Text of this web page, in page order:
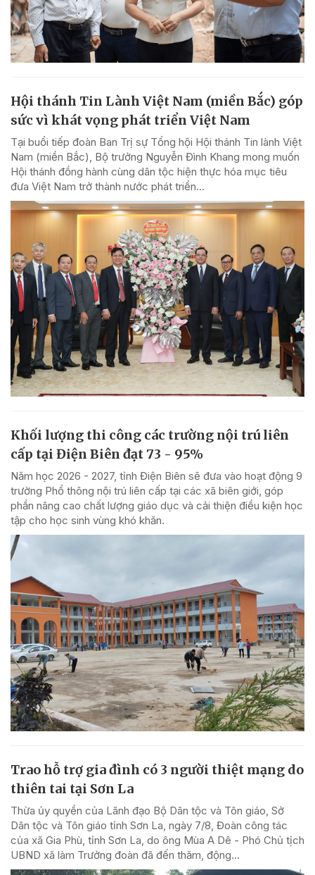
Hội thánh Tin Lành Việt Nam (miền Bắc) góp
sức vì khát vọng phát triển Việt Nam
Tại buổi tiếp đoàn Ban Trị sự Tổng hội Hội thánh Tin lành Việt
Nam (miền Bắc), Bộ trưởng Nguyễn Đình Khang mong muốn
Hội thánh đồng hành cùng dân tộc hiện thực hóa mục tiêu
đưa Việt Nam trở thành nước phát triển...
Khối lượng thi công các trường nội trú liên
cấp tại Điện Biên đạt 73 - 95%
Năm học 2026 - 2027, tỉnh Điện Biên sẽ đưa vào hoạt động 9
trường Phổ thông nội trú liên cấp tại các xã biên giới, góp
phần nâng cao chất lượng giáo dục và cải thiện điều kiện học
tập cho học sinh vùng khó khăn.
Trao hỗ trợ gia đình có 3 người thiệt mạng do
thiên tai tại Sơn La
Thừa ủy quyền của Lãnh đạo Bộ Dân tộc và Tôn giáo, Sở
Dân tộc và Tôn giáo tỉnh Sơn La, ngày 7/8, Đoàn công tác
của xã Gia Phù, tỉnh Sơn La, do ông Mùa A Dê - Phó Chủ tịch
UBND xã làm Trưởng đoàn đã đến thăm, động...